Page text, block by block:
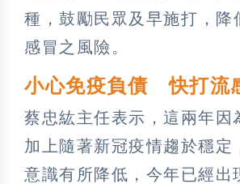
種，鼓勵民眾及早施打，降
感冒之風險。
小心免疫負債 快打流
蔡忠紘主任表示，這兩年因
加上隨著新冠疫情趨於穩定
意識有所降低，今年已經出